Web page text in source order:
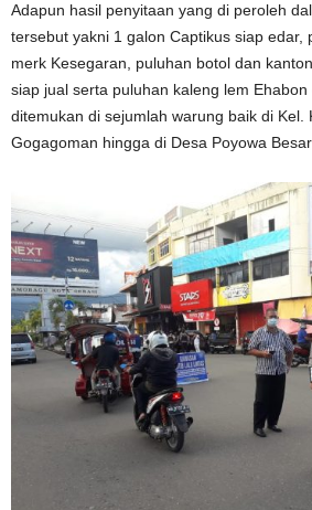
Adapun hasil penyitaan yang di peroleh
tersebut yakni 1 galon Captikus siap edar,
merk Kesegaran, puluhan botol dan
siap jual serta puluhan kaleng lem Ehabon
ditemukan di sejumlah warung baik di Kel.
Gogagoman hingga di Desa Poyowa Besar